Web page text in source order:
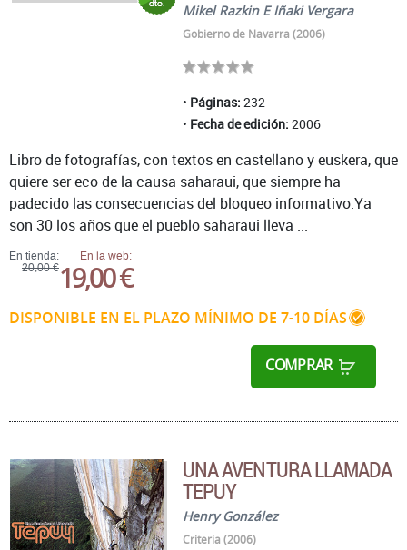
Mikel Razkin E Iñaki Vergara
Gobierno de Navarra (2006)
Páginas: 232
Fecha de edición: 2006
En tienda:
20,00 €
En la web:
19,00 €
DISPONIBLE EN EL PLAZO MÍNIMO DE 7-10 DÍAS
COMPRAR
Libro de fotografías, con textos en castellano y euskera, que
quiere ser eco de la causa saharaui, que siempre ha
padecido las consecuencias del bloqueo informativo.Ya
son 30 los años que el pueblo saharaui lleva ...
UNA AVENTURA LLAMADA
TEPUY
Henry González
Criteria (2006)